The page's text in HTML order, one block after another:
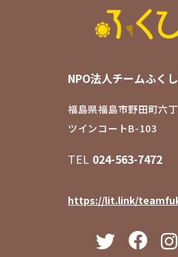
NPO法人チームふく
福島県福島市野田町六
ツインコートB-103
TEL 024-563-7472
https://lit.link/